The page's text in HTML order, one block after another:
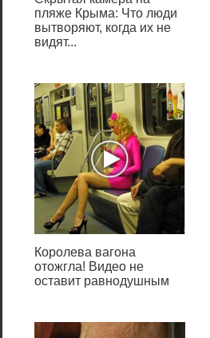
пляже Крыма: Что люди
вытворяют, когда их не
видят...
Королева вагона
отожгла! Видео не
оставит равнодушным